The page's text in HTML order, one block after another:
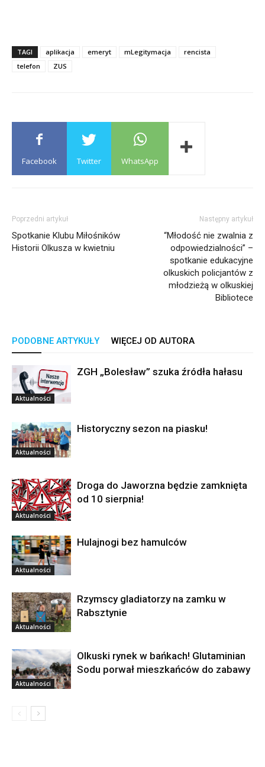
TAGI aplikacja emeryt mLegitymacja
rencista
telefon
ZUS
Facebook Twitter WhatsApp
Poprzedni artykuł
Spotkanie Klubu Miłośników
Historii Olkusza w kwietniu
Następny artykuł
“Młodość nie zwalnia z
odpowiedzialności” –
spotkanie edukacyjne
olkuskich policjantów z
młodzieżą w olkuskiej
Bibliotece
PODOBNE ARTYKUŁY WIĘCEJ OD AUTORA
Aktualności
ZGH „Bolesław” szuka źródła hałasu
Aktualności
Historyczny sezon na piasku!
Aktualności
Droga do Jaworzna będzie zamknięta
od 10 sierpnia!
Aktualności
Hulajnogi bez hamulców
Aktualności
Rzymscy gladiatorzy na zamku w
Rabsztynie
Aktualności
Olkuski rynek w bańkach! Glutaminian
Sodu porwał mieszkańców do zabawy